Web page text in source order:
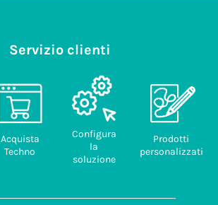
Servizio clienti
Acquista
Techno
Configura
la
soluzione
Prodotti
personalizzati